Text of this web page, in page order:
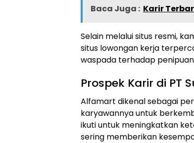
Baca Juga : Karir
Selain melalui situs resmi,
situs lowongan kerja
waspada terhadap
Prospek Karir di PT
Alfamart dikenal sebagai
karyawannya untuk
ikuti untuk meningkatkan
sering memberikan